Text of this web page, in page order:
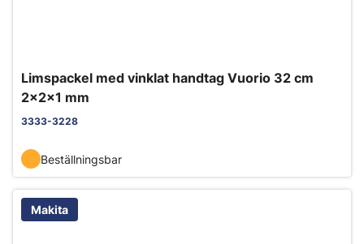
Limspackel med vinklat handtag Vuorio 32 cm
2x2x1 mm
3333-3228
Beställningsbar
Makita